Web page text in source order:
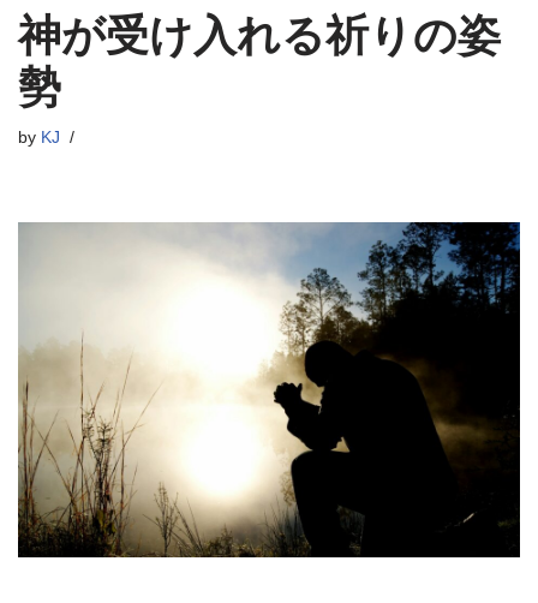
ッ
プ
神が受け入れる祈りの姿
勢
by KJ